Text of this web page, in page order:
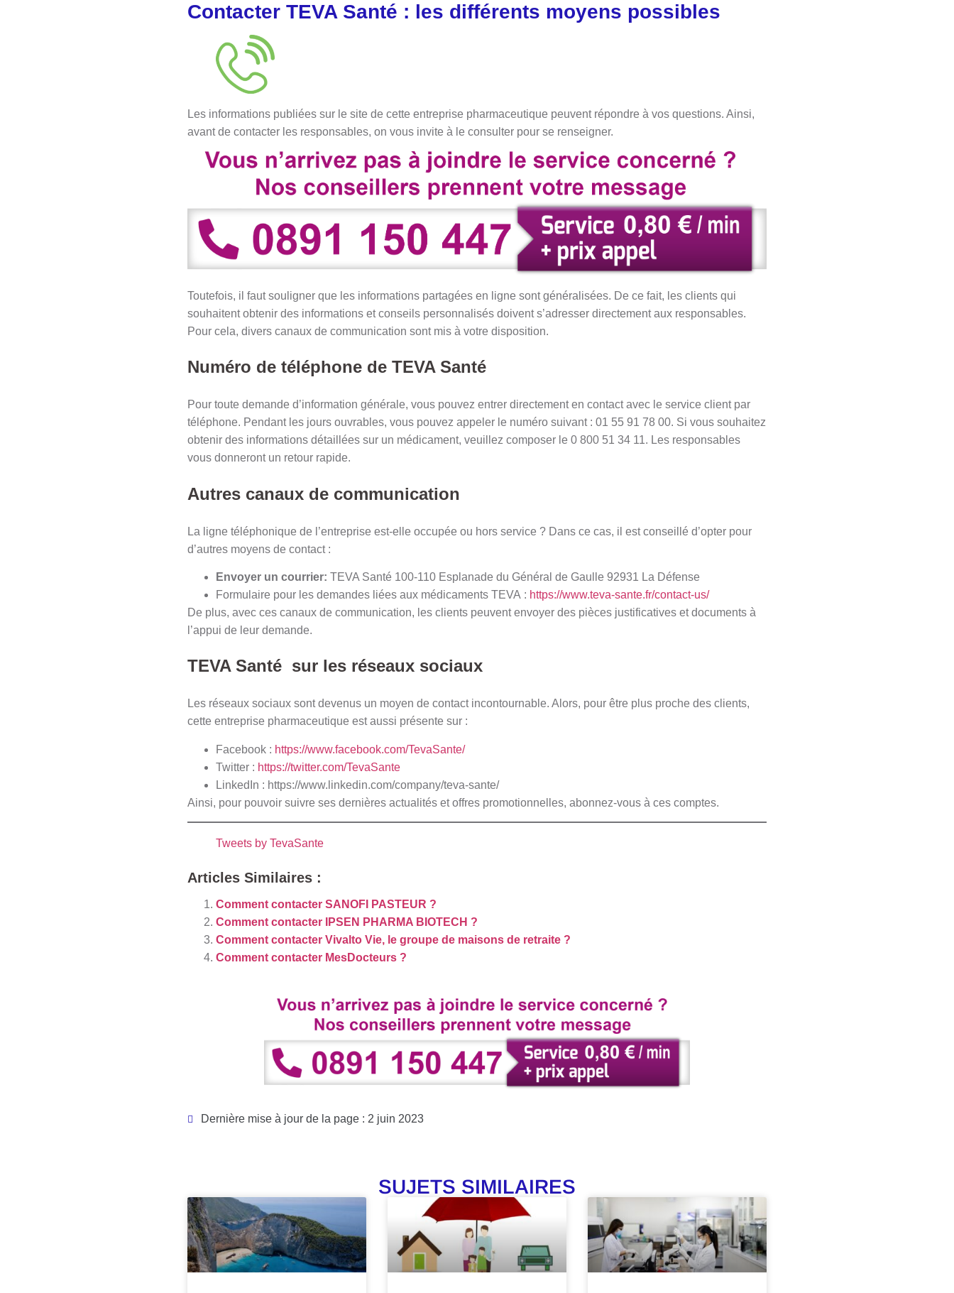
Contacter TEVA Santé : les différents moyens possibles
Les informations publiées sur le site de cette entreprise pharmaceutique peuvent répondre à vos questions. Ainsi,
avant de contacter les responsables, on vous invite à le consulter pour se renseigner.
Toutefois, il faut souligner que les informations partagées en ligne sont généralisées. De ce fait, les clients qui
souhaitent obtenir des informations et conseils personnalisés doivent s’adresser directement aux responsables.
Pour cela, divers canaux de communication sont mis à votre disposition.
Numéro de téléphone de TEVA Santé
Pour toute demande d’information générale, vous pouvez entrer directement en contact avec le service client par
téléphone. Pendant les jours ouvrables, vous pouvez appeler le numéro suivant : 01 55 91 78 00. Si vous souhaitez
obtenir des informations détaillées sur un médicament, veuillez composer le 0 800 51 34 11. Les responsables
vous donneront un retour rapide.
Autres canaux de communication
La ligne téléphonique de l’entreprise est-elle occupée ou hors service ? Dans ce cas, il est conseillé d’opter pour
d’autres moyens de contact :
Envoyer un courrier: TEVA Santé 100-110 Esplanade du Général de Gaulle 92931 La Défense
Formulaire pour les demandes liées aux médicaments TEVA : https://www.teva-sante.fr/contact-us/
De plus, avec ces canaux de communication, les clients peuvent envoyer des pièces justificatives et documents à
l’appui de leur demande.
TEVA Santé sur les réseaux sociaux
Les réseaux sociaux sont devenus un moyen de contact incontournable. Alors, pour être plus proche des clients,
cette entreprise pharmaceutique est aussi présente sur :
Facebook : https://www.facebook.com/TevaSante/
Twitter : https://twitter.com/TevaSante
LinkedIn : https://www.linkedin.com/company/teva-sante/
Ainsi, pour pouvoir suivre ses dernières actualités et offres promotionnelles, abonnez-vous à ces comptes.
Tweets by TevaSante
Articles Similaires :
Comment contacter SANOFI PASTEUR ?
Comment contacter IPSEN PHARMA BIOTECH ?
Comment contacter Vivalto Vie, le groupe de maisons de retraite ?
Comment contacter MesDocteurs ?
Dernière mise à jour de la page : 2 juin 2023
SUJETS SIMILAIRES